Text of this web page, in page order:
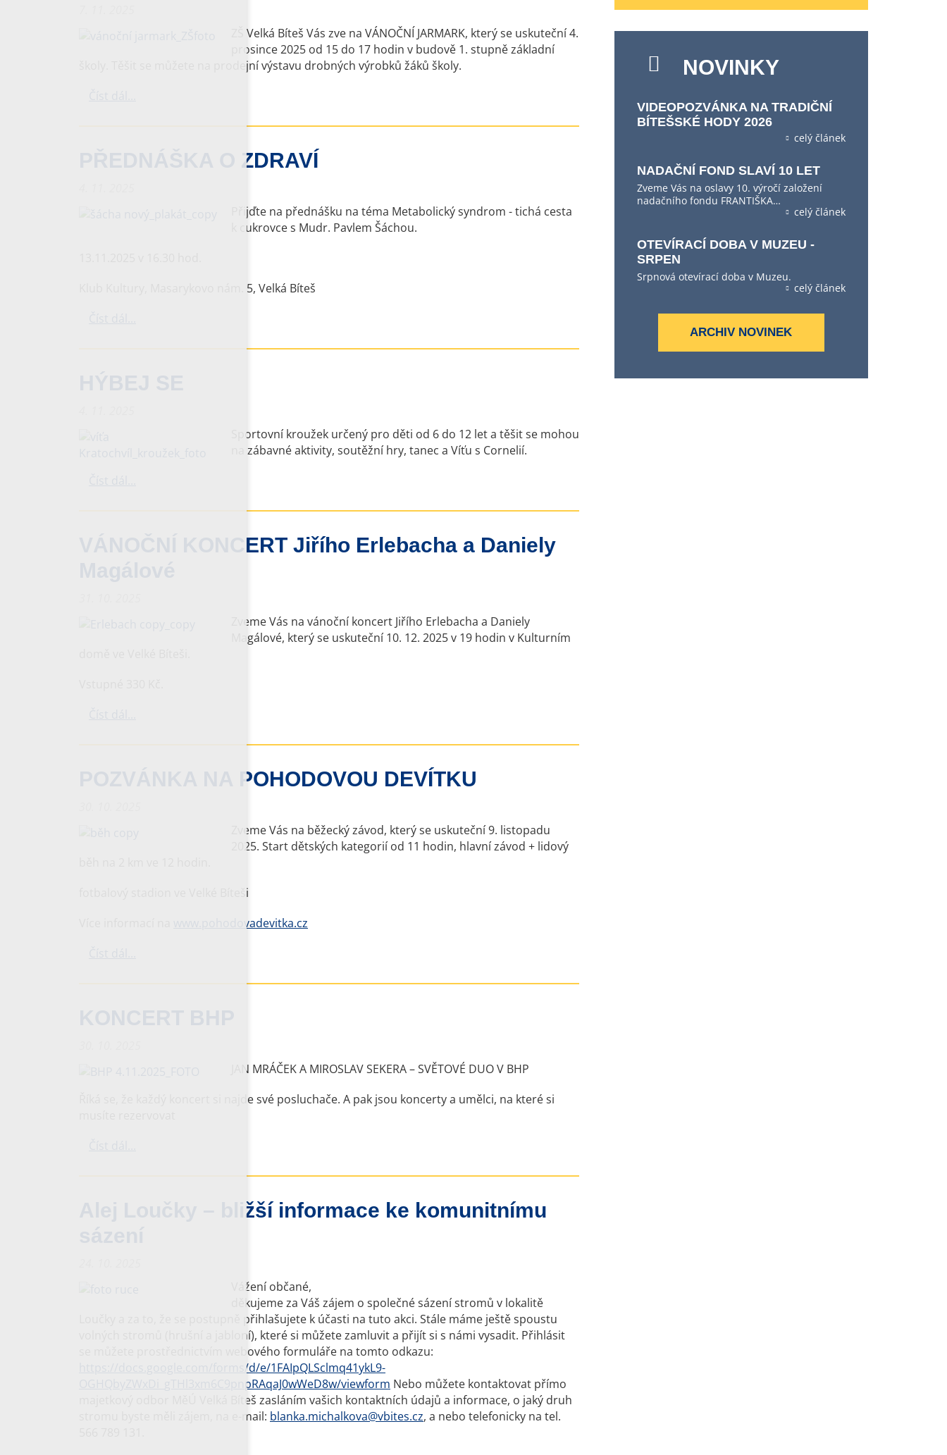
ZŠ Velká Bíteš Vás zve na VÁNOČNÍ JARMARK, který se uskuteční 4.
prosince 2025 od 15 do 17 hodin v budově 1. stupně základní
školy. Těšit se můžete na prodejní výstavu drobných výrobků žáků školy.
PŘEDNÁŠKA O ZDRAVÍ
Přijďte na přednášku na téma Metabolický syndrom - tichá cesta
k cukrovce s Mudr. Pavlem Šáchou.
Klub Kultury, Masarykovo nám. 5, Velká Bíteš
Sportovní kroužek určený pro děti od 6 do 12 let a těšit se mohou
na zábavné aktivity, soutěžní hry, tanec a Víťu s Cornelií.
VÁNOČNÍ KONCERT Jiřího Erlebacha a Daniely
Zveme Vás na vánoční koncert Jiřího Erlebacha a Daniely
Magálové, který se uskuteční 10. 12. 2025 v 19 hodin v Kulturním
POZVÁNKA NA POHODOVOU DEVÍTKU
Zveme Vás na běžecký závod, který se uskuteční 9. listopadu
2025. Start dětských kategorií od 11 hodin, hlavní závod + lidový
fotbalový stadion ve Velké Bíteši
www.pohodovadevitka.cz
JAN MRÁČEK A MIROSLAV SEKERA – SVĚTOVÉ DUO V BHP
Říká se, že každý koncert si najde své posluchače. A pak jsou koncerty a umělci, na které si
Alej Loučky – bližší informace ke komunitnímu
Vážení občané,
děkujeme za Váš zájem o společné sázení stromů v lokalitě
Loučky a za to, že se postupně přihlašujete k účasti na tuto akci. Stále máme ještě spoustu
volných stromů (hrušní a jabloní), které si můžete zamluvit a přijít si s námi vysadit. Přihlásit
se můžete prostřednictvím webového formuláře na tomto odkazu:
https://docs.google.com/forms/d/e/1FAIpQLSclmq41ykL9-
OGHQbyZWxDi_gTHl3xm6C9pnpRAqaJ0wWeD8w/viewform Nebo můžete kontaktovat přímo
majetkový odbor MěÚ Velká Bíteš zasláním vašich kontaktních údajů a informace, o jaký druh
stromu byste měli zájem, na e-mail: blanka.michalkova@vbites.cz, a nebo telefonicky na tel.
NOVINKY
VIDEOPOZVÁNKA NA TRADIČNÍ
BÍTEŠSKÉ HODY 2026
celý článek
NADAČNÍ FOND SLAVÍ 10 LET
Zveme Vás na oslavy 10. výročí založení
nadačního fondu FRANTIŠKA…
celý článek
OTEVÍRACÍ DOBA V MUZEU -
SRPEN
Srpnová otevírací doba v Muzeu.
celý článek
ARCHIV NOVINEK